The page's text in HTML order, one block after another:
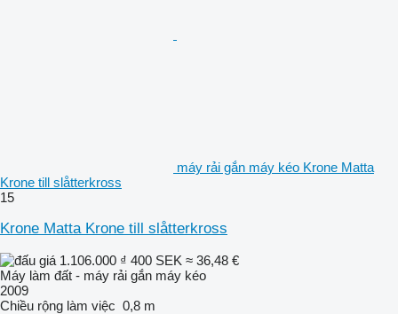
máy rải gắn máy kéo Krone Matta
Krone till slåtterkross
15
Krone Matta Krone till slåtterkross
1.106.000 ₫ 400 SEK ≈ 36,48 €
Máy làm đất - máy rải gắn máy kéo
2009
Chiều rộng làm việc 0,8 m